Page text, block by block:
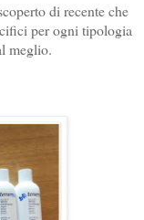
di recente che
per ogni tipologia
meglio.